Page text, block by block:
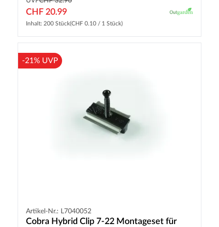
CHF 20.99
Inhalt: 200 Stück(CHF 0.10 / 1 Stück)
-21% UVP
Artikel-Nr.: L7040052
Cobra Hybrid Clip 7-22 Montageset für